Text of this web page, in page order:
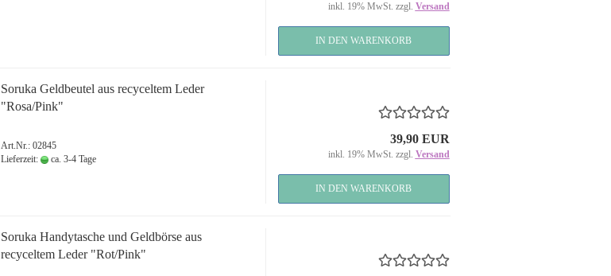
inkl. 19% MwSt. zzgl. Versand
IN DEN WARENKORB
Soruka Geldbeutel aus recyceltem Leder
"Rosa/Pink"
Art.Nr.: 02845
Lieferzeit:
ca. 3-4 Tage
39,90 EUR
inkl. 19% MwSt. zzgl. Versand
IN DEN WARENKORB
Soruka Handytasche und Geldbörse aus
recyceltem Leder "Rot/Pink"